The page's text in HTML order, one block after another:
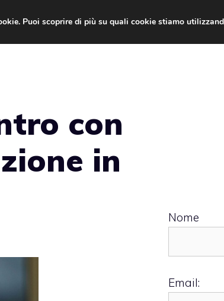
con
in
Nome
Email:
Puoi scoprire di più su quali cookie stiamo